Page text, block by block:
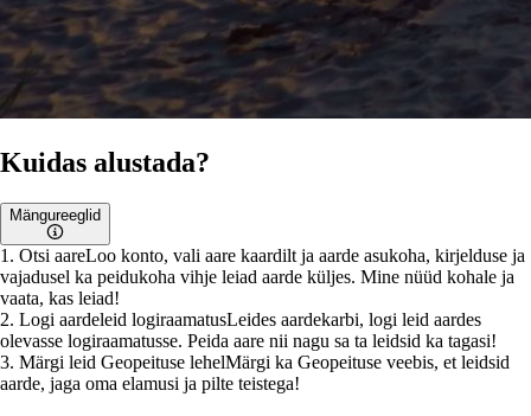
Kuidas alustada?
Mängureeglid
1 . Otsi aareLoo konto, vali aare kaardilt ja aarde asukoha, kirjelduse ja
vajadusel ka peidukoha vihje leiad aarde küljes. Mine nüüd kohale ja
vaata, kas leiad!
2. Logi aardeleid logiraamatusLeides aardekarbi, logi leid aardes
olevasse logiraamatusse. Peida aare nii nagu sa ta leidsid ka tagasi!
3. Märgi leid Geopeituse lehelMärgi ka Geopeituse veebis, et leidsid
aarde, jaga oma elamusi ja pilte teistega!